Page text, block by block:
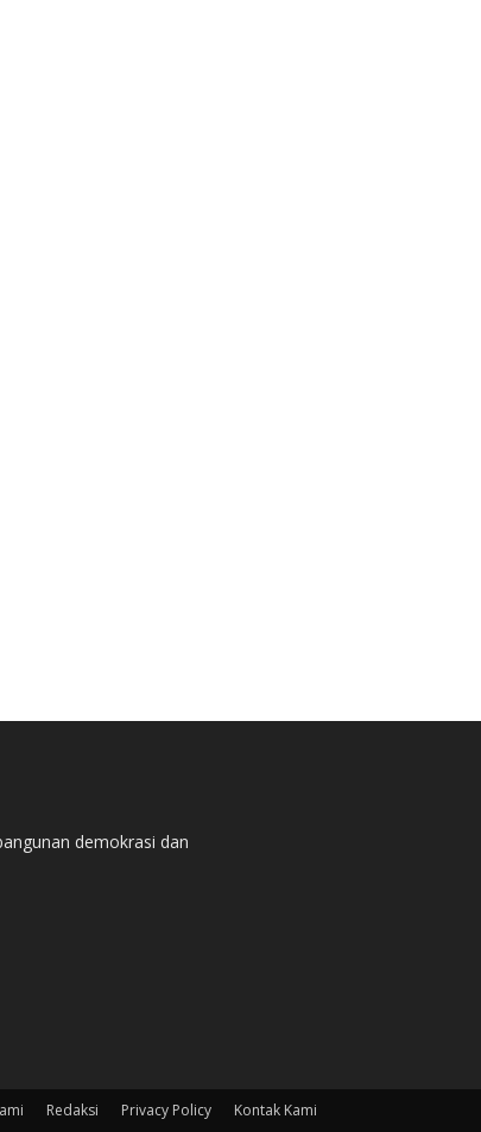
demokrasi dan
Redaksi Privacy Policy Kontak Kami